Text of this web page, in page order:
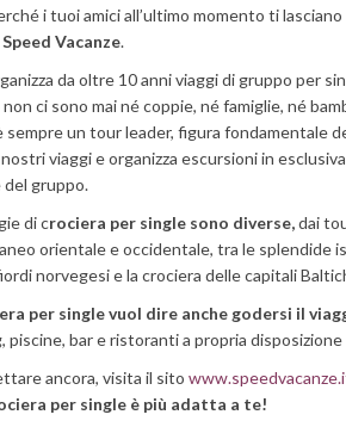
i tuoi amici all’ultimo momento ti
Vacanze.
da oltre 10 anni viaggi di gruppo per
non ci sono mai né coppie, né famiglie, né
sempre un tour leader, figura fondamentale
viaggi e organizza escursioni in
del gruppo.
di crociera per single sono diverse,dai
orientale e occidentale, tra le splendide
norvegesi e la crociera delle capitali
per single vuol dire anche godersi il
piscine, bar e ristoranti a propria
ancora, visita il sito
per single è più adatta a te!